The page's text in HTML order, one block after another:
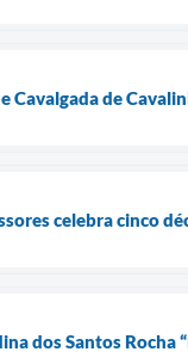
Cavalgada de
celebra cinco
dos Santos Rocha